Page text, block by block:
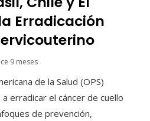
Erradicación
9 meses
de la Salud (OPS)
erradicar el cáncer de cuello
de prevención,